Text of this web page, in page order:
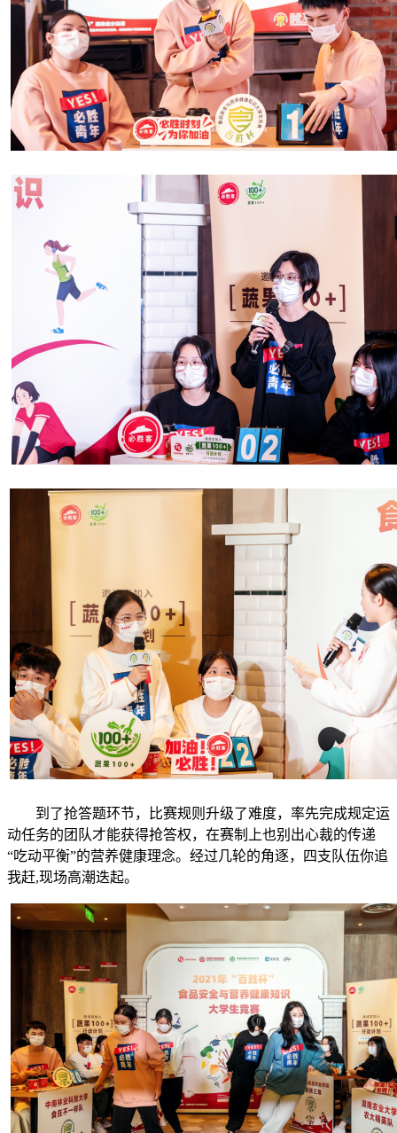
到了抢答题环节，比赛规则升级了难度，率先完成规定运
动任务的团队才能获得抢答权，在赛制上也别出心裁的传递
“吃动平衡”的营养健康理念。经过几轮的角逐，四支队伍你追
我赶,现场高潮迭起。